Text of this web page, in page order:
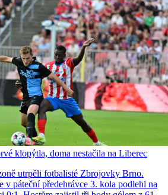
klopýtla, doma nestačila na Liberec
utrpěli fotbalisté Zbrojovky Brno.
v páteční předehrávce 3. kola podlehl na